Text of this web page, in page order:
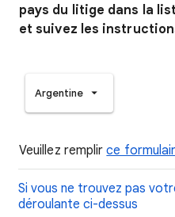
pays du litige dans la
et suivez les
Argentine
Veuillez remplirce
Si vous ne trouvez pas
déroulante ci-dessus